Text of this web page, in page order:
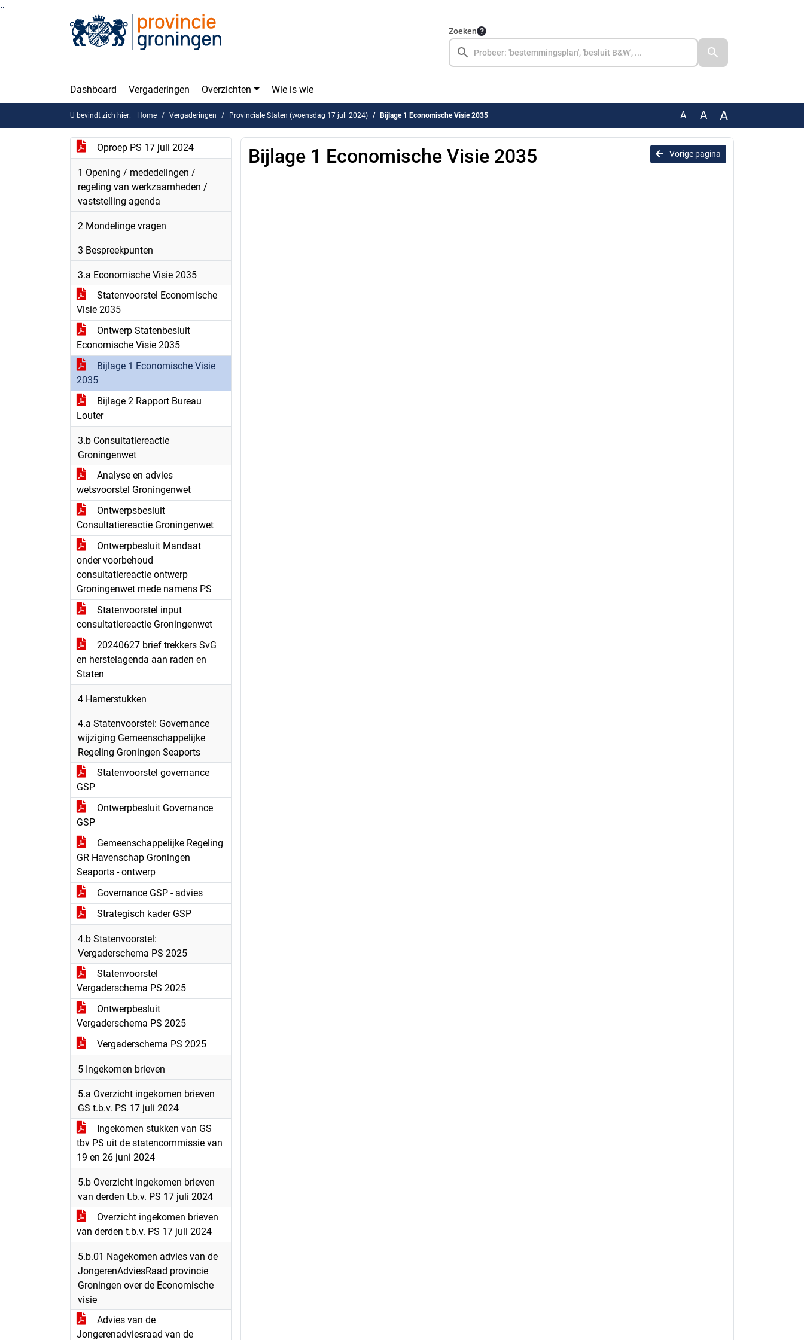
Ga naar de inhoud van deze pagina
Zoeken
Dashboard Vergaderingen Overzichten Wie is wie
U bevindt zich hier: Home Vergaderingen Provinciale Staten (woensdag 17 juli 2024) Bijlage 1 Economische Visie 2035 A A A
Oproep PS 17 juli 2024
1 Opening / mededelingen /
regeling van werkzaamheden /
vaststelling agenda
2 Mondelinge vragen
3 Bespreekpunten
3.a Economische Visie 2035
Statenvoorstel Economische
Visie 2035
Ontwerp Statenbesluit
Economische Visie 2035
Bijlage 1 Economische Visie
2035
Bijlage 2 Rapport Bureau
Louter
3.b Consultatiereactie
Groningenwet
Analyse en advies
wetsvoorstel Groningenwet
Ontwerpsbesluit
Consultatiereactie Groningenwet
Ontwerpbesluit Mandaat
onder voorbehoud
consultatiereactie ontwerp
Groningenwet mede namens PS
Statenvoorstel input
consultatiereactie Groningenwet
20240627 brief trekkers SvG
en herstelagenda aan raden en
Staten
4 Hamerstukken
4.a Statenvoorstel: Governance
wijziging Gemeenschappelijke
Regeling Groningen Seaports
Statenvoorstel governance
GSP
Ontwerpbesluit Governance
GSP
Gemeenschappelijke Regeling
GR Havenschap Groningen
Seaports - ontwerp
Governance GSP - advies
Strategisch kader GSP
4.b Statenvoorstel:
Vergaderschema PS 2025
Statenvoorstel
Vergaderschema PS 2025
Ontwerpbesluit
Vergaderschema PS 2025
Vergaderschema PS 2025
5 Ingekomen brieven
5.a Overzicht ingekomen brieven
GS t.b.v. PS 17 juli 2024
Ingekomen stukken van GS
tbv PS uit de statencommissie van
19 en 26 juni 2024
5.b Overzicht ingekomen brieven
van derden t.b.v. PS 17 juli 2024
Overzicht ingekomen brieven
van derden t.b.v. PS 17 juli 2024
5.b.01 Nagekomen advies van de
JongerenAdviesRaad provincie
Groningen over de Economische
visie
Advies van de
Jongerenadviesraad van de
Vorige pagina
Bijlage 1 Economische Visie 2035